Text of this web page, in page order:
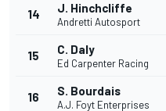
14 J. Hinchcliffe
Andretti Autosport
15 C. Daly
Ed Carpenter Racing
16 S. Bourdais
A.J. Foyt Enterprises